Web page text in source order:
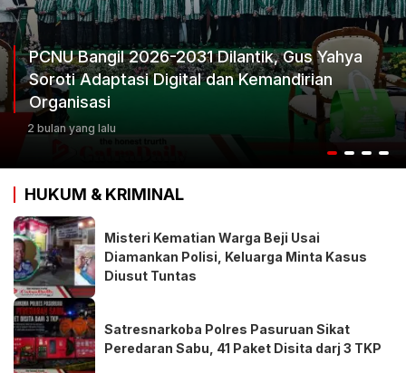
Ketum Progib Dorong Rapimwil Jatim Hasilkan
Keputusan Terbaik
2 bulan yang lalu
HUKUM & KRIMINAL
Misteri Kematian Warga Beji Usai
Diamankan Polisi, Keluarga Minta Kasus
Diusut Tuntas
Satresnarkoba Polres Pasuruan Sikat
Peredaran Sabu, 41 Paket Disita darj 3 TKP